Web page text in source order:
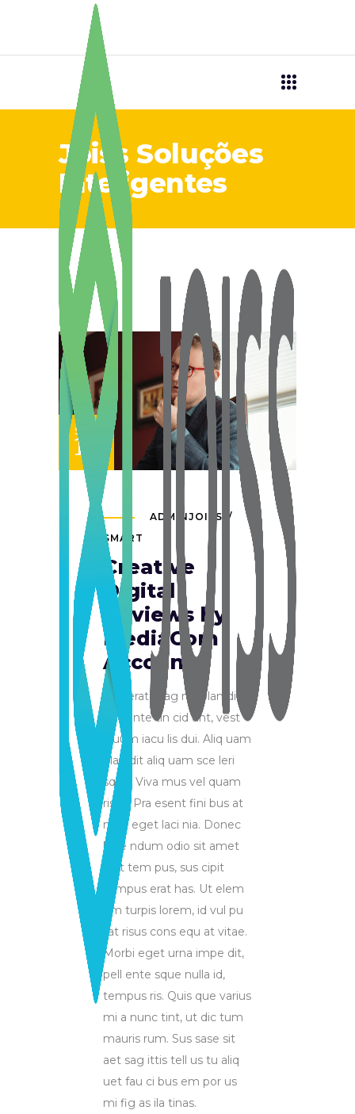
Joiss Soluções
Inteligentes
SET
12
ADMINJOISS
SMART
Creative
Digital
Reviews by
MediaCom
Account
Sed erat mag na, blan dit
nec ante tin cid unt, vest
ibuum iacu lis dui. Aliq uam
blan dit aliq uam sce leri
sque. Viva mus vel quam
risus. Pra esent fini bus at
nulla eget laci nia. Donec
bibe ndum odio sit amet
erat tem pus, sus cipit
tempus erat has. Ut elem
um turpis lorem, id vul pu
tat risus cons equ at vitae.
Morbi eget urna impe dit,
pell ente sque nulla id,
tempus ris. Quis que varius
mi a nunc tint, ut dic tum
mauris rum. Sus sase sit
aet sag ittis tell us tu aliq
uet fau ci bus em por us
mi fig as ila tinas.